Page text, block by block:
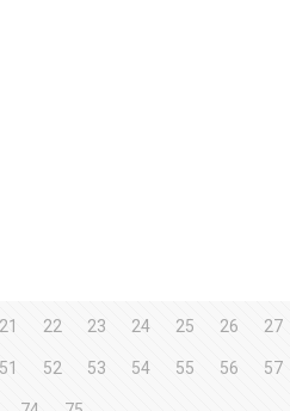
21 22 23 24 25 26 27
51 52 53 54 55 56 57